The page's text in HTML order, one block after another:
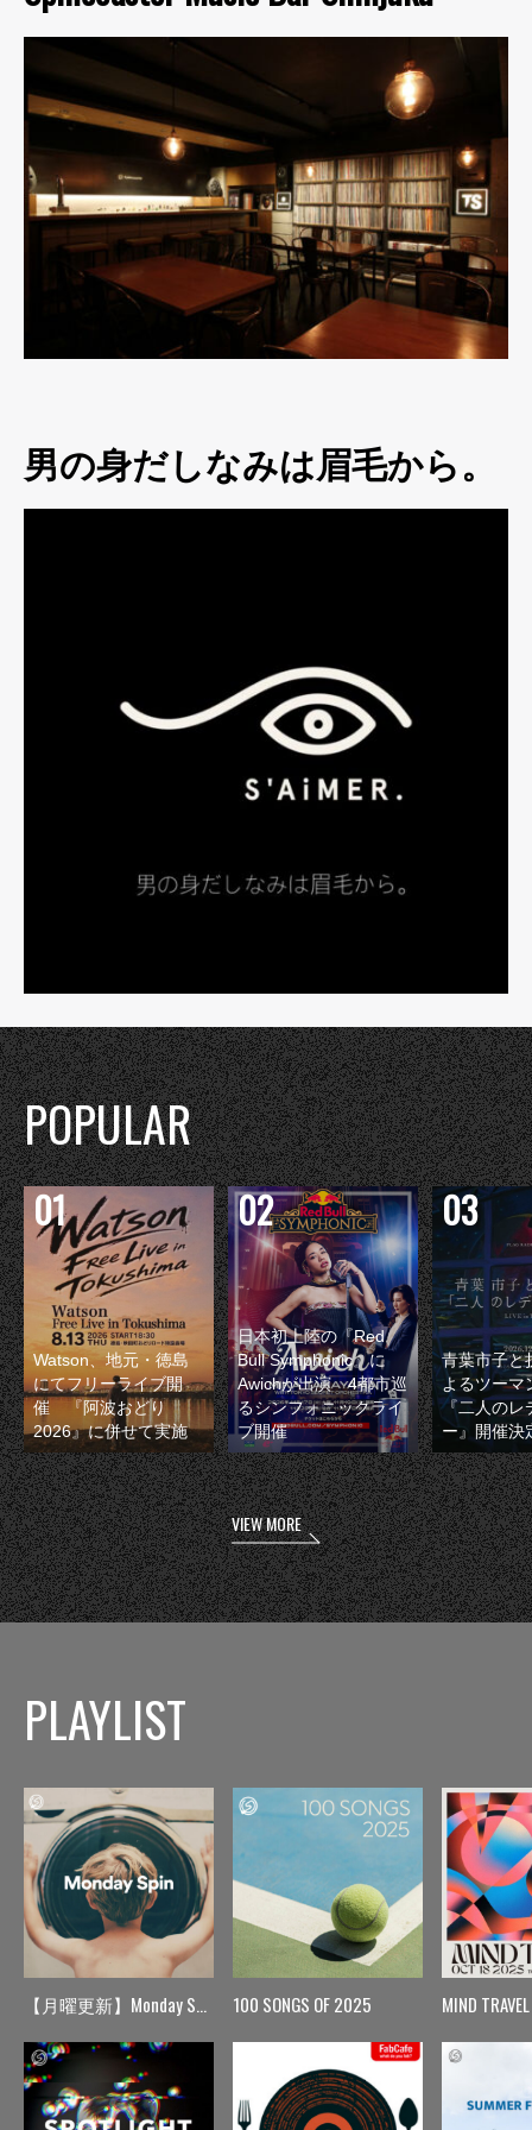
男の身だしなみは眉毛から。
POPULAR
Watson、地元・徳島
にてフリーライブ開
催 『阿波おどり
2026』に併せて実施
日本初上陸の『Red
Bull Symphonic』に
Awichが出演 4都市巡
るシンフォニックライ
ブ開催
青葉市子と
よるツーマ
『二人のレ
ー』開催決
VIEW MORE
PLAYLIST
【月曜更新】Monday Spin 100 SONGS OF 2025 MIND TRAVEL